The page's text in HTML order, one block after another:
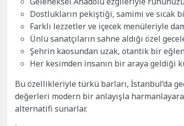
Dostlukların pekiştiği, samimi ve sıcak
Farklı lezzetler ve içecek menüleriyle
Ünlü sanatçıların sahne aldığı özel
Şehrin kaosundan uzak, otantik bir
Her kesimden insanın bir araya geldiği
Bu özellikleriyle türkü barları, İstanbul’da
değerleri modern bir anlayışla
alternatifi sunarlar.